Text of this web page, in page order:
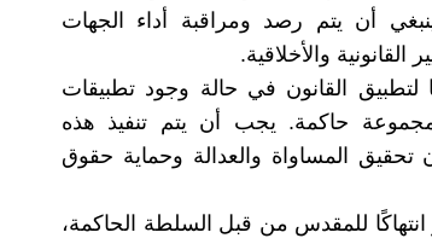
أن يتم رصد ومراقبة أداء الجهات
القانونية والأخلاقية.
القانون في حالة وجود تطبيقات
حاكمة. يجب أن يتم تنفيذ هذه
المساواة والعدالة وحماية حقوق
انتهاكًا للمقدس من قبل السلطة الحاكمة،